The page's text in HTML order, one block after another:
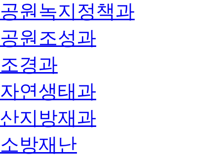
공원녹지정책과
공원조성과
조경과
자연생태과
산지방재과
소방재난